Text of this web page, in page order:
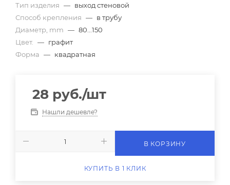
Тип изделия — выход стеновой
Способ крепления — в трубу
Диаметр, mm — 80...150
Цвет.
— графит
Форма — квадратная
28 руб./шт
Нашли дешевле?
В КОРЗИНУ
КУПИТЬ В 1 КЛИК